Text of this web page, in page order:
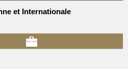
et Internationale